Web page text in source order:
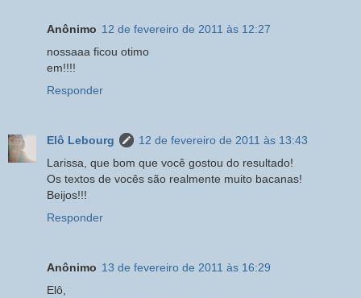
Anônimo 12 de fevereiro de 2011 às 12:27
nossaaa ficou otimo
em!!!!
Responder
Elô Lebourg
12 de fevereiro de 2011 às 13:43
Larissa, que bom que você gostou do resultado!
Os textos de vocês são realmente muito bacanas!
Beijos!!!
Responder
Anônimo 13 de fevereiro de 2011 às 16:29
Elô,